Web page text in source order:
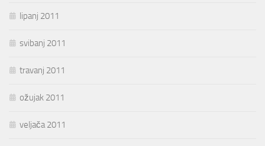
lipanj 2011
svibanj 2011
travanj 2011
ožujak 2011
veljača 2011